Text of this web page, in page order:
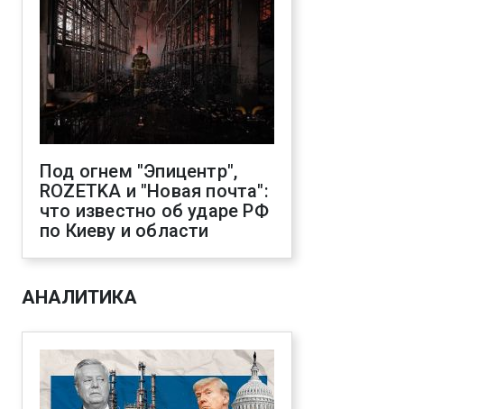
Под огнем "Эпицентр",
ROZETKA и "Новая почта":
что известно об ударе РФ
по Киеву и области
АНАЛИТИКА